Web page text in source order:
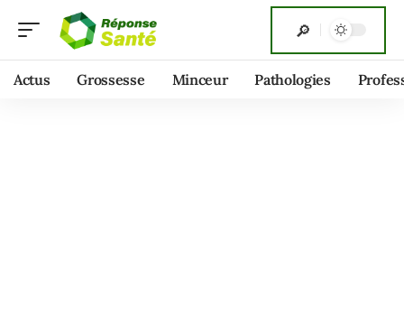
Actus Grossesse Minceur Pathologies